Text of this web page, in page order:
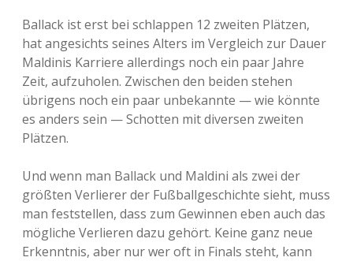
Ballack ist erst bei schlappen 12 zweiten Plätzen,
hat angesichts seines Alters im Vergleich zur Dauer
Maldinis Karriere allerdings noch ein paar Jahre
Zeit, aufzuholen. Zwischen den beiden stehen
übrigens noch ein paar unbekannte — wie könnte
es anders sein — Schotten mit diversen zweiten
Plätzen.
Und wenn man Ballack und Maldini als zwei der
größten Verlierer der Fußballgeschichte sieht, muss
man feststellen, dass zum Gewinnen eben auch das
mögliche Verlieren dazu gehört. Keine ganz neue
Erkenntnis, aber nur wer oft in Finals steht, kann